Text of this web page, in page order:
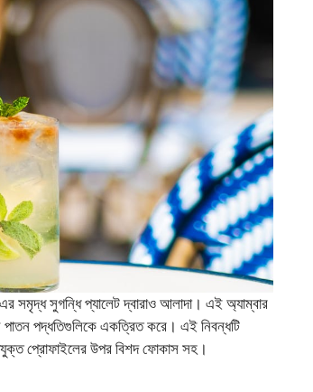
সমৃদ্ধ সুগন্ধি প্যালেট দ্বারাও আলাদা। এই অ্যাম্বার
পাতন পদ্ধতিগুলিকে একত্রিত করে। এই নিবন্ধটি
প্রোফাইলের উপর বিশদ ফোকাস সহ।